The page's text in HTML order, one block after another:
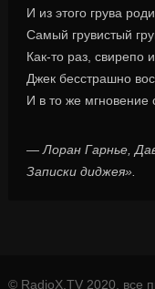
И из этого грува
Самый грувистый
Как-то раз, свирепо
Джек бесстрашно
И в то же мгновение
—Лоран Гарнье,
Записки диджея».
© RadioX.TV 2020, все